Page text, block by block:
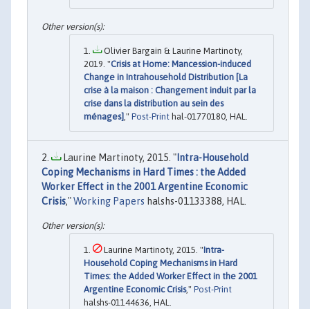
Olivier Bargain & Laurine Martinoty,
2019. "Crisis at Home: Mancession-induced
Change in Intrahousehold Distribution [La
crise à la maison : Changement induit par la
crise dans la distribution au sein des
ménages] ," Post-Print hal-01770180, HAL.
Laurine Martinoty, 2015. " Intra-Household
Coping Mechanisms in Hard Times : the Added
Worker Effect in the 2001 Argentine Economic
Crisis,"Working Papers halshs-01133388, HAL.
Laurine Martinoty, 2015. "Intra-
Household Coping Mechanisms in Hard
Times: the Added Worker Effect in the 2001
Argentine Economic Crisis," Post-Print
halshs-01144636, HAL.